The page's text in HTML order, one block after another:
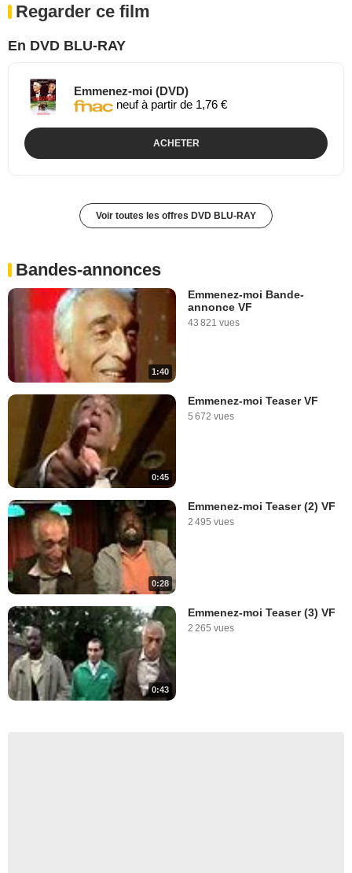
Regarder ce film
En DVD BLU-RAY
Emmenez-moi (DVD)
neuf à partir de 1,76 €
ACHETER
Voir toutes les offres DVD BLU-RAY
Bandes-annonces
1:40
Emmenez-moi Bande-
annonce VF
43 821 vues
0:45
Emmenez-moi Teaser VF
5 672 vues
0:28
Emmenez-moi Teaser (2) VF
2 495 vues
0:43
Emmenez-moi Teaser (3) VF
2 265 vues